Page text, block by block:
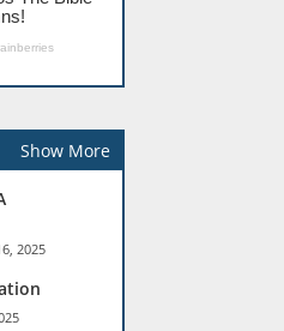
Show More
2025